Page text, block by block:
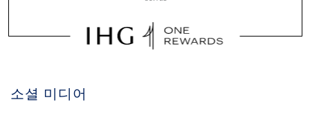
소셜 미디어